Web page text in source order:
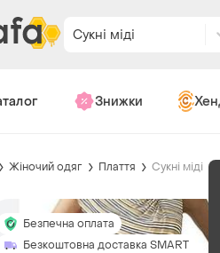
Сукні міді
Знижки
Жіночий одяг Плаття Сукні міді
Безпечна оплата
Безкоштовна доставка SMART